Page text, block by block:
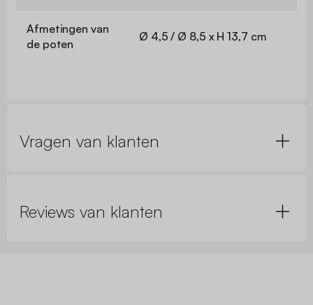
Afmetingen van
de poten
Ø 4,5 / Ø 8,5 x H 13,7 cm
Vragen van klanten
Reviews van klanten